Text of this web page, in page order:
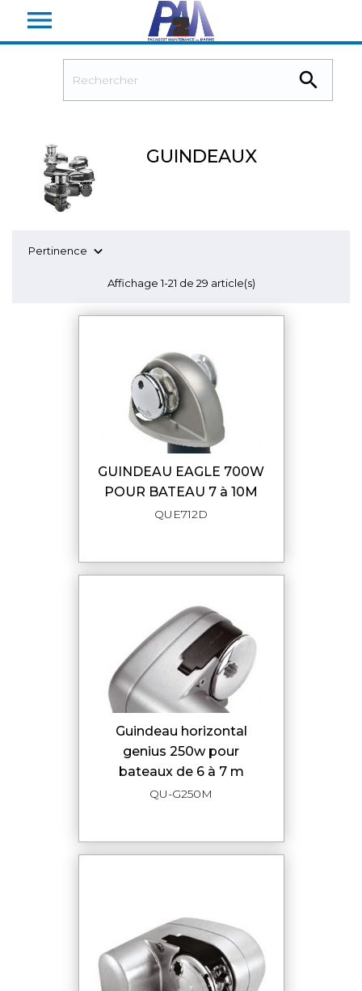


GUINDEAUX
Pertinence 
Affichage 1-21 de 29 article(s)
GUINDEAU EAGLE 700W
POUR BATEAU 7 à 10M
QUE712D
guindeau horizontal
genius 250w pour
bateaux de 6 à 7 m
QU-G250M